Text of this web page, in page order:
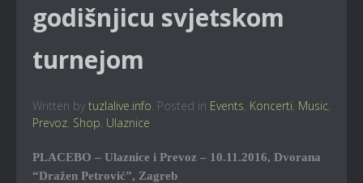
godišnjicu svjetskom
turnejom
Written by tuzlalive.info. Posted in Events, Koncerti, Music,
Prevoz, Shop, Ulaznice
PLACEBO – Ulaznice i Prevoz – 10.11.2016, Dvorana
“Dražen Petrović”, Zagreb